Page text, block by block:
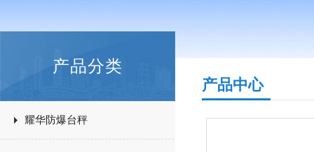
产品分类
耀华防爆台秤
产品中心